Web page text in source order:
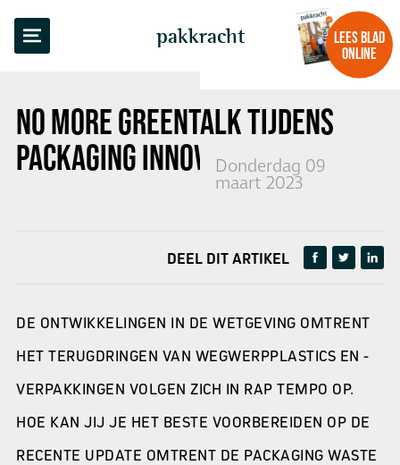
pakkracht
LEES BLAD
ONLINE
NO MORE GREENTALK TIJDENS
PACKAGING INNOVATIONS 2023
Donderdag 09
maart 2023
TERUG NAAR OVERZICHT
DEEL DIT ARTIKEL
DE ONTWIKKELINGEN IN DE WETGEVING OMTRENT
HET TERUGDRINGEN VAN WEGWERPPLASTICS EN -
VERPAKKINGEN VOLGEN ZICH IN RAP TEMPO OP.
HOE KAN JIJ JE HET BESTE VOORBEREIDEN OP DE
RECENTE UPDATE OMTRENT DE PACKAGING WASTE